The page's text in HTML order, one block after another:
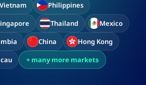
Vietnam
Philippines
Thailand
Mexico
China
Hong Kong
+ many more markets